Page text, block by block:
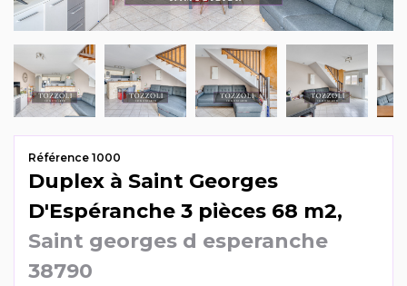
Mag & actus
Contactez-nous
Référence 1000
Duplex à Saint Georges
D'Espéranche 3 pièces 68 m2,
Saint georges d esperanche
38790